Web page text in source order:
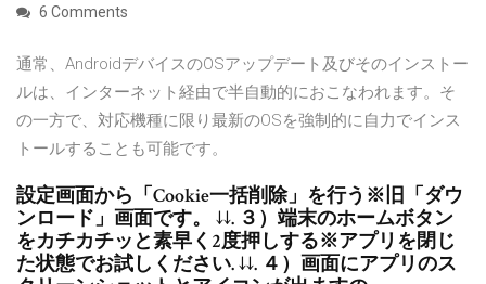
6 Comments
通常、AndroidデバイスのOSアップデート及びそのインストー
ルは、インターネット経由で半自動的におこなわれます。そ
の一方で、対応機種に限り最新のOSを強制的に自力でインス
トールすることも可能です。
設定画面から「Cookie一括削除」を行う※旧「ダウ
ンロード」画面です。 ↓↓. ３）端末のホームボタン
をカチカチッと素早く2度押しする※アプリを閉じ
た状態でお試しください. ↓↓. ４）画面にアプリのス